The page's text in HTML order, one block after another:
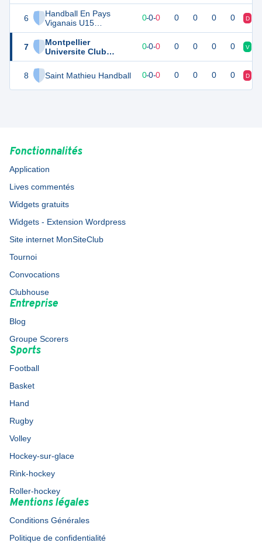
6
Handball En Pays
Viganais U15
Féminines
7
Montpellier
Universite Club
Handball
8
Saint Mathieu Handball
0 0-0-0 0 0 0 0 D
0-0-0 0 0 0 0 V
0 0 0-0-0 0 0 0 0 D
Fonctionnalités
Application
Lives commentés
Widgets gratuits
Widgets - Extension Wordpress
Site internet MonSiteClub
Tournoi
Convocations
Clubhouse
Entreprise
Blog
Groupe Scorers
Sports
Football
Basket
Hand
Rugby
Volley
Hockey-sur-glace
Rink-hockey
Roller-hockey
Mentions légales
Conditions Générales
Politique de confidentialité